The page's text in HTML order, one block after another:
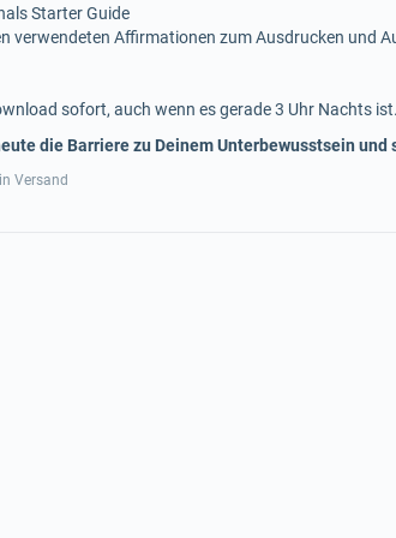
Starter Guide
verwendeten Affirmationen zum Ausdrucken und
sofort, auch wenn es gerade 3 Uhr Nachts ist.
die Barriere zu Deinem Unterbewusstsein
Versand